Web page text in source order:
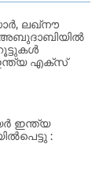
ലഖ്നൗ
അബുദാബിയിൽ
റൂട്ടുകൾ
ഇന്ത്യ എക്സ്
ഇന്ത്യ
: